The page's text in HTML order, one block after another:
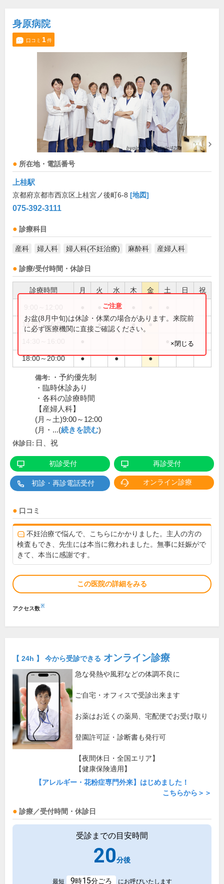
身原病院
口コミ 1件
所在地・電話番号
上桂駅
京都府京都市西京区上桂宮ノ後町6-8 [地図]
075-392-3111
診療科目
産科 婦人科 婦人科(不妊治療) 麻酔科 産婦人科
診療/受付時間・休診日
診療時間 月 火 水 木 金 土 日 祝
●
14:00～16:00 ● ● ●
18:00～20:00 ● ● ●
お盆(8月中旬)は休診・休業の場合があります。来院前
に必ず医療機関に直接ご確認ください。
×閉じる
備考:
・予約優先制
・臨時休診あり
・各科の診療時間
【産婦人科】
(月～土)9:00～12:00
(月・...(続きを読む)
休診日: 日、祝
初診受付 再診受付
初診・再診電話受付 オンライン診療
口コミ
不妊治療で悩んで、こちらにかかりました。主人の方の
検査もでき、先生には本当に救われました。無事に妊娠がで
きて、本当に感謝です。
この医院の詳細をみる
アクセス数※
【 24h 】 今から受診できる オンライン診療
急な発熱や風邪などの体調不良に
ご自宅・オフィスで受診出来ます
お薬はお近くの薬局、宅配便でお受け取り
登園許可証・診断書も発行可
【夜間休日・全国エリア】
【健康保険適用】
【アレルギー・花粉症専門外来】はじめました！
こちらから＞＞
診療／受付時間・休診日
受診までの目安時間
20分後
最短 9時15分ごろ にお呼びいたします